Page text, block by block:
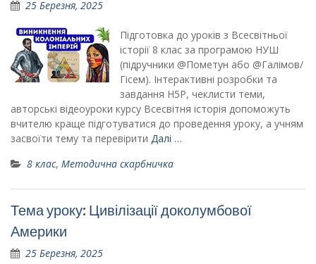
25 Березня, 2025
Підготовка до уроків з Всесвітньої
історії 8 клас за програмою НУШ
(підручники @Пометун або @Галімов/
Гісем). Інтерактивні розробки та
завдання H5P, чеклисти теми,
авторські відеоуроки курсу Всесвітня історія допоможуть
вчителю краще підготуватися до проведення уроку, а учням
засвоїти тему та перевірити Далі …
8 клас, Методична скарбничка
Тема уроку: Цивілізації доколумбової
Америки
25 Березня, 2025